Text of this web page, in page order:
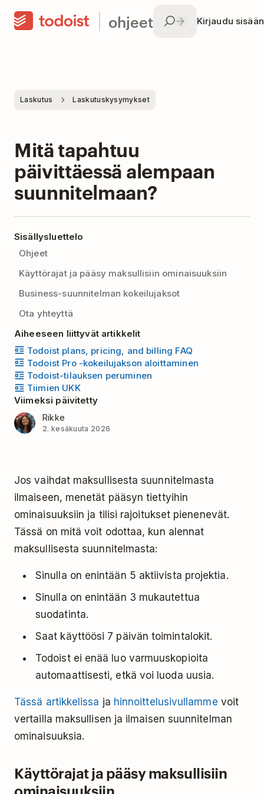
ohjeet Kirjaudu sisään
Laskutus Laskutuskysymykset
Mitä tapahtuu
päivittäessä alempaan
suunnitelmaan?
Sisällysluettelo
Ohjeet
Käyttörajat ja pääsy maksullisiin ominaisuuksiin
Business-suunnitelman kokeilujaksot
Ota yhteyttä
Aiheeseen liittyvät artikkelit
Todoist plans, pricing, and billing FAQ
Todoist Pro -kokeilujakson aloittaminen
Todoist-tilauksen peruminen
Tiimien UKK
Viimeksi päivitetty
Rikke
2. kesäkuuta 2026
Jos vaihdat maksullisesta suunnitelmasta
ilmaiseen, menetät pääsyn tiettyihin
ominaisuuksiin ja tilisi rajoitukset pienenevät.
Tässä on mitä voit odottaa, kun alennat
maksullisesta suunnitelmasta:
Sinulla on enintään 5 aktiivista projektia.
Sinulla on enintään 3 mukautettua
suodatinta.
Saat käyttöösi 7 päivän toimintalokit.
Todoist ei enää luo varmuuskopioita
automaattisesti, etkä voi luoda uusia.
Tässä artikkelissa ja hinnoittelusivullamme voit
vertailla maksullisen ja ilmaisen suunnitelman
ominaisuuksia.
Käyttörajat ja pääsy maksullisiin